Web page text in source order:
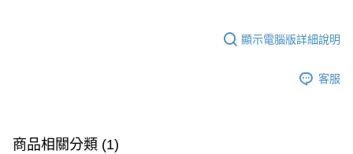
顯示電腦版詳細說明
客服
商品相關分類 (1)